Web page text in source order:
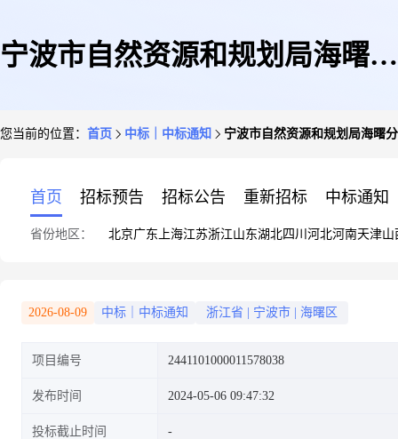
宁波市自然资源和规划局海曙分
您当前的位置： 首页 中标｜中标通知 宁波市自然资源和规划局海曙
首页 招标预告 招标公告 重新招标 中标通知
省份地区： 北京广东 上海江苏浙江山东湖北四川 河北河南天津山
2026-08-09 中标｜中标通知 浙江省 宁波市 海曙区
项目编号 2441101000011578038
发布时间 2024-05-06 09:47:32
投标截止时间